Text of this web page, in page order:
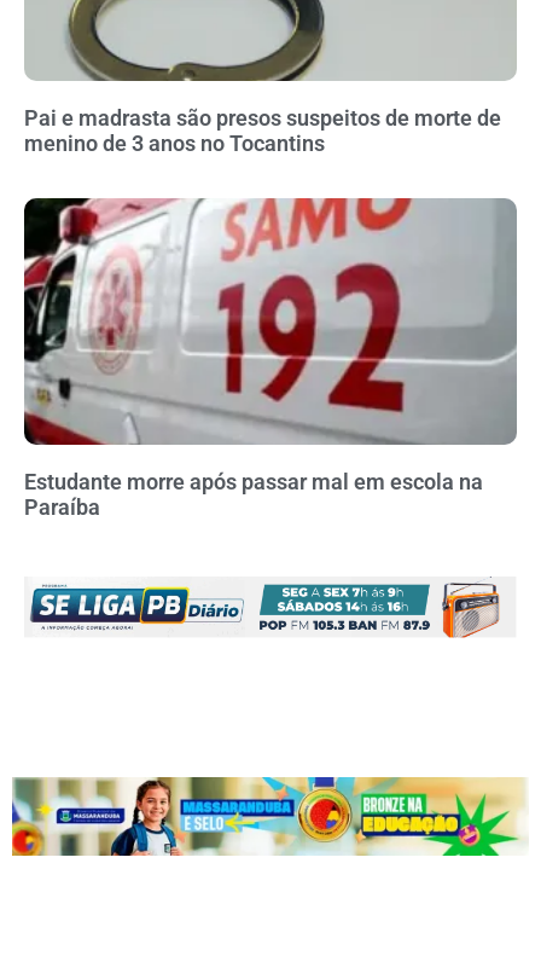
Pai e madrasta são presos suspeitos de morte de
menino de 3 anos no Tocantins
Estudante morre após passar mal em escola na
Paraíba